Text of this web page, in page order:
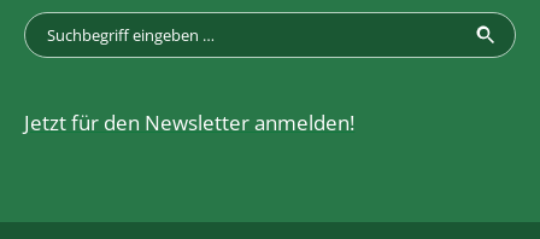
Jetzt für den Newsletter anmelden!